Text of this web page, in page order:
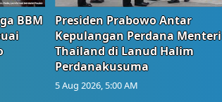
BBM
Presiden Prabowo Antar
Kepulangan Perdana Menteri
Thailand di Lanud Halim
Perdanakusuma
5 Aug 2026, 5:00 AM